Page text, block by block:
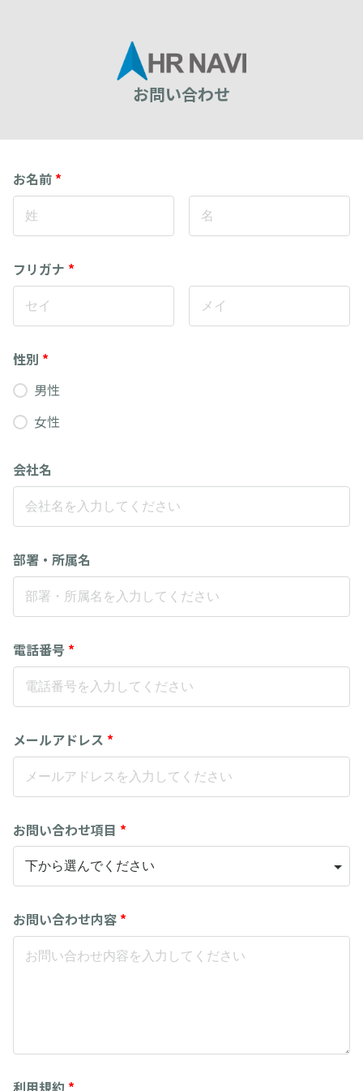
お問い合わせ
お名前 *
フリガナ *
性別 *
男性
女性
会社名
部署・所属名
電話番号 *
メールアドレス *
お問い合わせ項目 *
お問い合わせ内容 *
利用規約 *